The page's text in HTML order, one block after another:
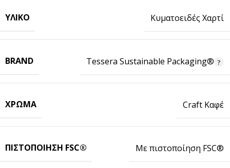
ΥΛΙΚΌ Κυματοειδές Χαρτί
BRAND Tessera Sustainable Packaging®
ΧΡΏΜΑ Craft Καφέ
ΠΙΣΤΟΠΟΊΗΣΗ FSC® Με πιστοποίηση FSC®